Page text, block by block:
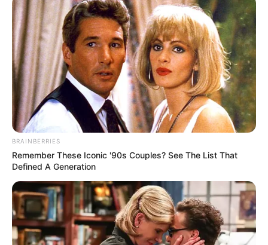
BRAINBERRIES
Remember These Iconic '90s Couples? See The List That
Defined A Generation